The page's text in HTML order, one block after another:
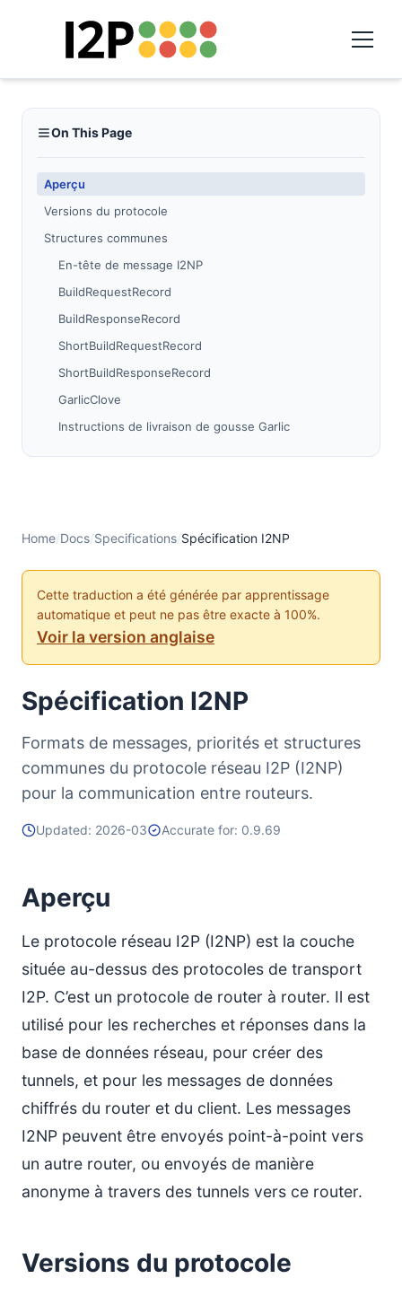
On This Page
Aperçu
Versions du protocole
Structures communes
En-tête de message I2NP
BuildRequestRecord
BuildResponseRecord
ShortBuildRequestRecord
ShortBuildResponseRecord
GarlicClove
Instructions de livraison de gousse Garlic
DeliveryStatus
TunnelData
TunnelGateway
Données
TunnelBuild
TunnelBuildReply
VariableTunnelBuildReply
ShortTunnelBuild
OutboundTunnelBuildReply
Références
Home/Docs/Specifications/Spécification I2NP
Cette traduction a été générée par apprentissage
automatique et peut ne pas être exacte à 100%.
Voir la version anglaise
Spécification I2NP
Formats de messages, priorités et structures
communes du protocole réseau I2P (I2NP)
pour la communication entre routeurs.
Updated: 2026-03 Accurate for: 0.9.69
Aperçu
Le protocole réseau I2P (I2NP) est la couche
située au-dessus des protocoles de transport
I2P. C’est un protocole de router à router. Il est
utilisé pour les recherches et réponses dans la
base de données réseau, pour créer des
tunnels, et pour les messages de données
chiffrés du router et du client. Les messages
I2NP peuvent être envoyés point-à-point vers
un autre router, ou envoyés de manière
anonyme à travers des tunnels vers ce router.
Versions du protocole